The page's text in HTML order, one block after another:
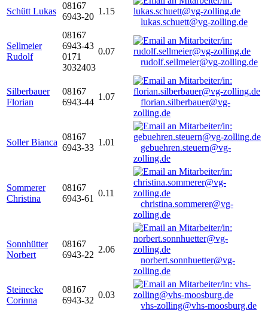
Schütt Lukas
08167
6943-20
1.15
lukas.schuett@vg-zolling.de
Sellmeier
Rudolf
08167
6943-43
0171
3032403
0.07
rudolf.sellmeier@vg-zolling.de
Silberbauer
Florian
08167
6943-44
1.07
florian.silberbauer@vg-
zolling.de
Soller Bianca
08167
6943-33
1.01
gebuehren.steuern@vg-
zolling.de
Sommerer
Christina
08167
6943-61
0.11
christina.sommerer@vg-
zolling.de
Sonnhütter
Norbert
08167
6943-22
2.06
norbert.sonnhuetter@vg-
zolling.de
Steinecke
Corinna
08167
6943-32
0.03
vhs-zolling@vhs-moosburg.de